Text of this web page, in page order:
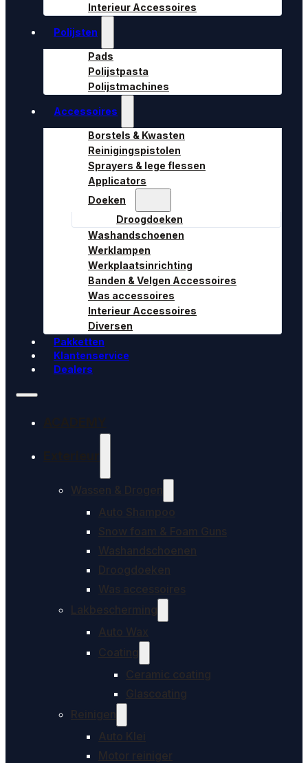
Interieur Accessoires
Polijsten
Pads
Polijstpasta
Polijstmachines
Accessoires
Borstels & Kwasten
Reinigingspistolen
Sprayers & lege flessen
Applicators
Doeken
Droogdoeken
Washandschoenen
Werklampen
Werkplaatsinrichting
Banden & Velgen Accessoires
Was accessoires
Interieur Accessoires
Diversen
Pakketten
Klantenservice
Dealers
Wassen & Drogen
Auto Shampoo
Snow foam & Foam Guns
Washandschoenen
Droogdoeken
Was accessoires
Lakbescherming
Auto Wax
Coating
Ceramic coating
Glascoating
Reinigen
Auto Klei
Motor reiniger